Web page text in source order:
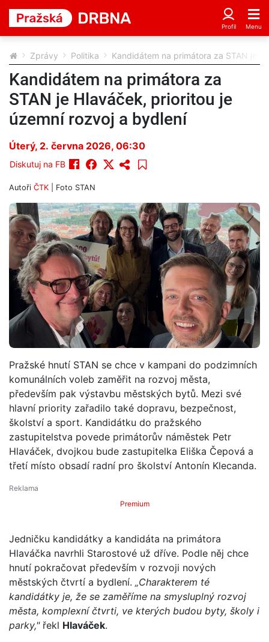
Zprávy Politika Kandidátem na primátora za STAN je
Kandidátem na primátora za
STAN je Hlaváček, prioritou je
územní rozvoj a bydlení
Úterý, 2. června 2026, 06:30
Diskutuj na FB
Autoři ČTK | Foto STAN
Pražské hnutí STAN se chce v kampani do podzimních
komunálních voleb zaměřit na rozvoj města,
především pak výstavbu městských bytů. Mezi své
hlavní priority zařadilo také dopravu, bezpečnost,
školství a sport. Kandidátku do pražského
zastupitelstva povede primátorův náměstek Petr
Hlaváček, dvojkou bude zastupitelka Eliška Čepová a
třetí místo obsadí radní pro školství Antonín Klecanda.
Premium
Jedničku kandidátky a kandidáta na primátora
Hlaváčka navrhli Starostové už dříve. Podle něj chce
hnutí pokračovat především v rozvoji nových
městských čtvrtí a bydlení. „Charakterem té
kandidátky je, že se zaměříme na smysluplný rozvoj
města, komplexní čtvrti, ve kterých budou byty, školy i
parky," řekl Hlaváček.